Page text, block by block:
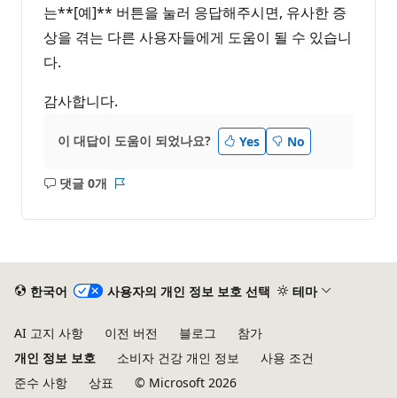
는**[예]** 버튼을 눌러 응답해주시면, 유사한 증
상을 겪는 다른 사용자들에게 도움이 될 수 있습니
다.
감사합니다.
이 대답이 도움이 되었나요? Yes No
댓글 0개
설
한국어 사용자의 개인 정보 보호 선택 테마
AI 고지 사항 이전 버전 블로그
참가
개인 정보 보호
소비자 건강 개인 정보
사용 조건
준수 사항
상표 © Microsoft 2026